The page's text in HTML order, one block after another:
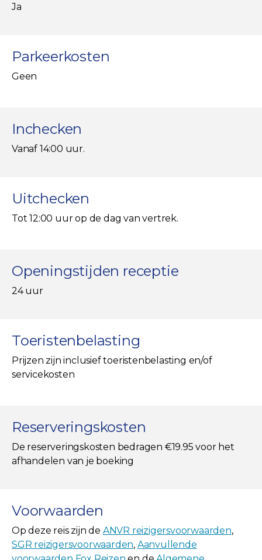
Ja
Parkeerkosten
Geen
Inchecken
Vanaf 14:00 uur.
Uitchecken
Tot 12:00 uur op de dag van vertrek.
Openingstijden receptie
24 uur
Toeristenbelasting
Prijzen zijn inclusief toeristenbelasting en/of
servicekosten
Reserveringskosten
De reserveringskosten bedragen €19.95 voor het
afhandelen van je boeking
Voorwaarden
Op deze reis zijn de ANVR reizigersvoorwaarden,
SGR reizigersvoorwaarden, Aanvullende